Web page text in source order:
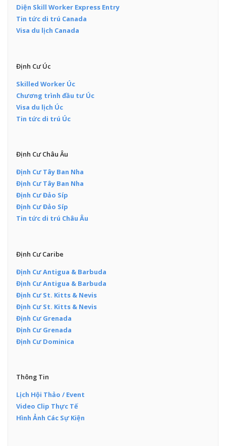
Diện Skill Worker Express Entry
Tin tức di trú Canada
Visa du lịch Canada
Định Cư Úc
Skilled Worker Úc
Chương trình đầu tư Úc
Visa du lịch Úc
Tin tức di trú Úc
Định Cư Châu Âu
Định Cư Tây Ban Nha
Định Cư Tây Ban Nha
Định Cư Đảo Síp
Định Cư Đảo Síp
Tin tức di trú Châu Âu
Định Cư Caribe
Định Cư Antigua & Barbuda
Định Cư Antigua & Barbuda
Định Cư St. Kitts & Nevis
Định Cư St. Kitts & Nevis
Định Cư Grenada
Định Cư Grenada
Định Cư Dominica
Thông Tin
Lịch Hội Thảo / Event
Video Clip Thực Tế
Hình Ảnh Các Sự Kiện